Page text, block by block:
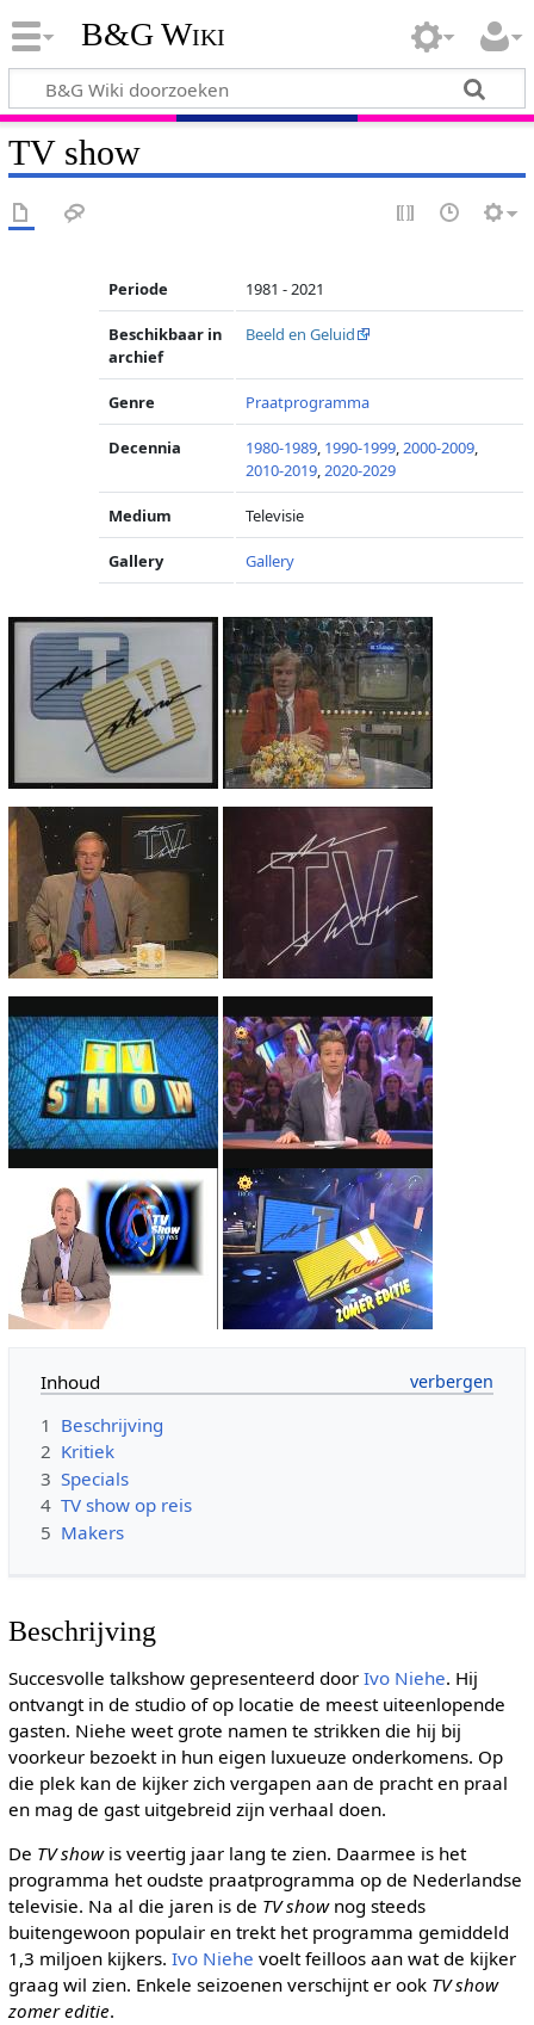
B&G Wiki
TV show
Periode 1981 - 2021
Beschikbaar in
archief
Beeld en Geluid
Genre Praatprogramma
Decennia 1980-1989, 1990-1999,2000-2009,
2010-2019,2020-2029
Medium Televisie
Gallery Gallery
Inhoud
1 Beschrijving
2 Kritiek
3 Specials
4 TV show op reis
5 Makers
Beschrijving
Succesvolle talkshow gepresenteerd door Ivo Niehe. Hij
ontvangt in de studio of op locatie de meest uiteenlopende
gasten. Niehe weet grote namen te strikken die hij bij
voorkeur bezoekt in hun eigen luxueuze onderkomens. Op
die plek kan de kijker zich vergapen aan de pracht en praal
en mag de gast uitgebreid zijn verhaal doen.
De TV showis veertig jaar lang te zien. Daarmee is het
programma het oudste praatprogramma op de Nederlandse
televisie. Na al die jaren is de TV shownog steeds
buitengewoon populair en trekt het programma gemiddeld
1,3 miljoen kijkers. Ivo Niehe voelt feilloos aan wat de kijker
graag wil zien. Enkele seizoenen verschijnt er ook TV show
zomer editie.